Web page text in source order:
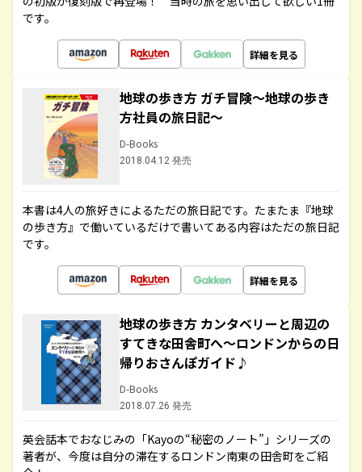
です。
詳細を見る
地球の歩き方 ガチ冒険～地球の歩き
方社員の旅日記～
D-Books
2018.04.12 発売
本書は4人の旅好きによるただの旅日記です。たまたま『地球
の歩き方』で働いているだけで書いてある内容はただの旅日記
です。
詳細を見る
地球の歩き方 カンタベリーと周辺の
すてきな田舎町へ～ロンドンからの日
帰りおさんぽガイド♪
D-Books
2018.07.26 発売
英会話本でおなじみの「Kayoの“秘密のノート”」シリーズの
著者が、今度は自分の滞在するロンドン南東の田舎町をご紹